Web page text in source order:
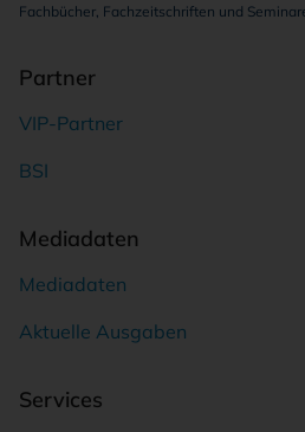
Fachbücher, Fachzeitschriften und
Partner
VIP-Partner
BSI
Mediadaten
Mediadaten
Aktuelle Ausgaben
Services